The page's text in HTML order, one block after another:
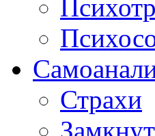
Страхи